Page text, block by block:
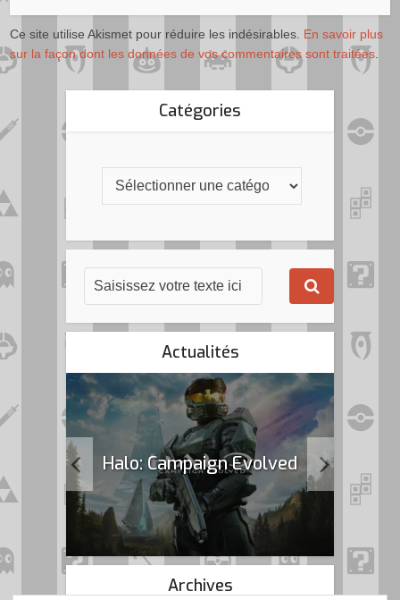
Ce site utilise Akismet pour réduire les indésirables. En savoir plus
sur la façon dont les données de vos commentaires sont traitées
Catégories
Actualités
Halo: Campaign Evolved
Archives